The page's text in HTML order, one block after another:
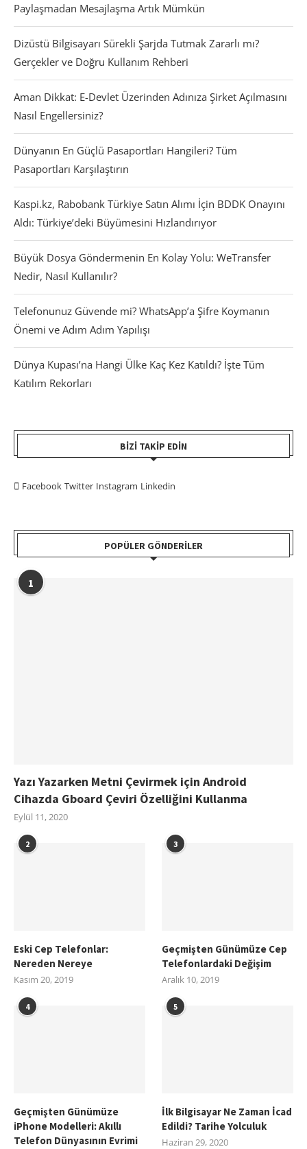
Paylaşmadan Mesajlaşma Artık Mümkün
Dizüstü Bilgisayarı Sürekli Şarjda Tutmak Zararlı mı?
Gerçekler ve Doğru Kullanım Rehberi
Aman Dikkat: E-Devlet Üzerinden Adınıza Şirket Açılmasını
Nasıl Engellersiniz?
Dünyanın En Güçlü Pasaportları Hangileri? Tüm
Pasaportları Karşılaştırın
Kaspi.kz, Rabobank Türkiye Satın Alımı İçin BDDK Onayını
Aldı: Türkiye’deki Büyümesini Hızlandırıyor
Büyük Dosya Göndermenin En Kolay Yolu: WeTransfer
Nedir, Nasıl Kullanılır?
Telefonunuz Güvende mi? WhatsApp’a Şifre Koymanın
Önemi ve Adım Adım Yapılışı
Dünya Kupası’na Hangi Ülke Kaç Kez Katıldı? İşte Tüm
Katılım Rekorları
BIZI TAKIP EDIN
Facebook Twitter Instagram Linkedin
POPÜLER GÖNDERILER
1
Yazı Yazarken Metni Çevirmek için Android
Cihazda Gboard Çeviri Özelliğini Kullanma
Eylül 11, 2020
2
Eski Cep Telefonlar:
Nereden Nereye
Kasım 20, 2019
3
Geçmişten Günümüze Cep
Telefonlardaki Değişim
Aralık 10, 2019
4
Geçmişten Günümüze
iPhone Modelleri: Akıllı
Telefon Dünyasının Evrimi
5
İlk Bilgisayar Ne Zaman İcad
Edildi? Tarihe Yolculuk
Haziran 29, 2020